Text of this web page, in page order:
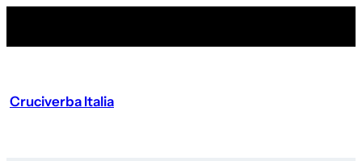
Cruciverba Italia